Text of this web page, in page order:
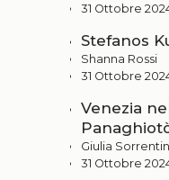
31 Ottobre
Stefanos
Shanna Rossi
31 Ottobre
Venezia
Giulia
31 Ottobre